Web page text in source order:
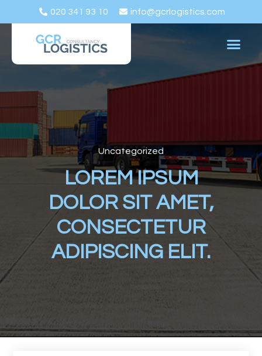
020 341 93 10 info@gcrlogistics.com
Uncategorized
LOREM IPSUM
DOLOR SIT AMET,
CONSECTETUR
ADIPISCING ELIT.